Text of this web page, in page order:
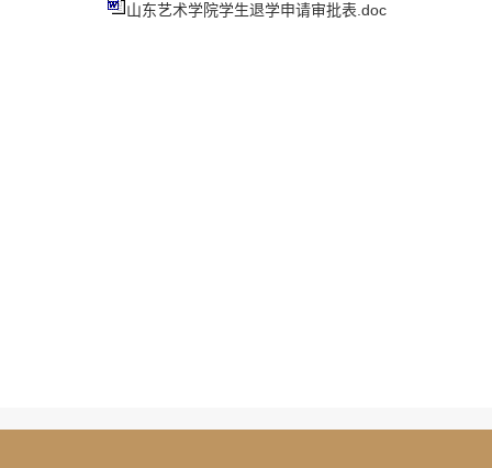
山东艺术学院学生退学申请审批表.doc